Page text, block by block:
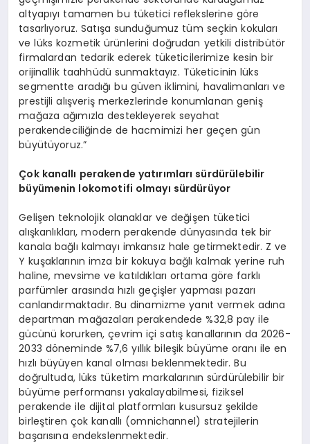
altyapıyı tamamen bu tüketici reflekslerine göre
tasarlıyoruz. Satışa sunduğumuz tüm seçkin kokuları
ve lüks kozmetik ürünlerini doğrudan yetkili distribütör
firmalardan tedarik ederek tüketicilerimize kesin bir
orijinallik taahhüdü sunmaktayız. Tüketicinin lüks
segmentte aradığı bu güven iklimini, havalimanları ve
prestijli alışveriş merkezlerinde konumlanan geniş
mağaza ağımızla destekleyerek seyahat
perakendeciliğinde de hacmimizi her geçen gün
büyütüyoruz.”
Çok kanallı perakende yatırımları sürdürülebilir
büyümenin lokomotifi olmayı sürdürüyor
Gelişen teknolojik olanaklar ve değişen tüketici
alışkanlıkları, modern perakende dünyasında tek bir
kanala bağlı kalmayı imkansız hale getirmektedir. Z ve
Y kuşaklarının imza bir kokuya bağlı kalmak yerine ruh
haline, mevsime ve katıldıkları ortama göre farklı
parfümler arasında hızlı geçişler yapması pazarı
canlandırmaktadır. Bu dinamizme yanıt vermek adına
departman mağazaları perakendede %32,8 pay ile
gücünü korurken, çevrim içi satış kanallarının da 2026-
2033 döneminde %7,6 yıllık bileşik büyüme oranı ile en
hızlı büyüyen kanal olması beklenmektedir. Bu
doğrultuda, lüks tüketim markalarının sürdürülebilir bir
büyüme performansı yakalayabilmesi, fiziksel
perakende ile dijital platformları kusursuz şekilde
birleştiren çok kanallı (omnichannel) stratejilerin
başarısına endekslenmektedir.